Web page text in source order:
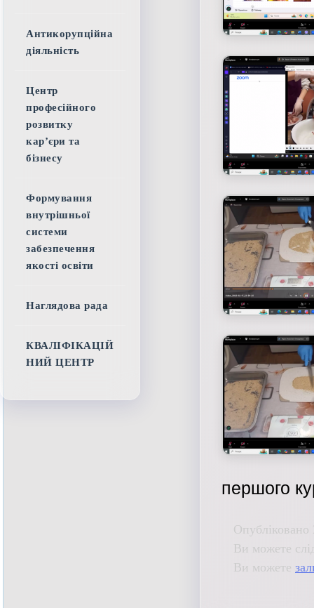
першого
Ви можете
Ви можете
Антикорупційна
діяльність
Центр
професійного
розвитку
кар’єри та
бізнесу
Формування
внутрішньої
системи
забезпечення
якості освіти
Наглядова рада
КВАЛІФІКАЦІЙ
НИЙ ЦЕНТР